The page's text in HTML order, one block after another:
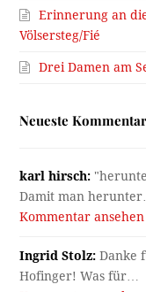
Erinnerung an
Völsersteg/Fié
Drei Damen am
Neueste
karl hirsch:
Damit man
Kommentar
Ingrid Stolz: Danke
Hofinger! Was für…